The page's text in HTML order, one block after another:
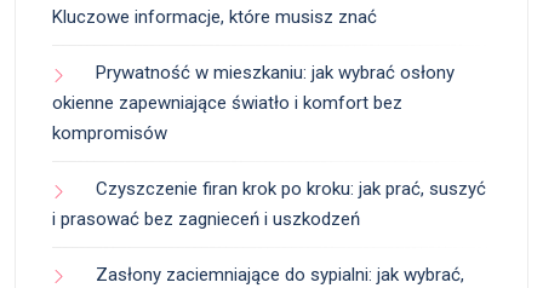
Kluczowe informacje, które musisz znać
Prywatność w mieszkaniu: jak wybrać osłony
okienne zapewniające światło i komfort bez
kompromisów
Czyszczenie firan krok po kroku: jak prać, suszyć
i prasować bez zagnieceń i uszkodzeń
Zasłony zaciemniające do sypialni: jak wybrać,